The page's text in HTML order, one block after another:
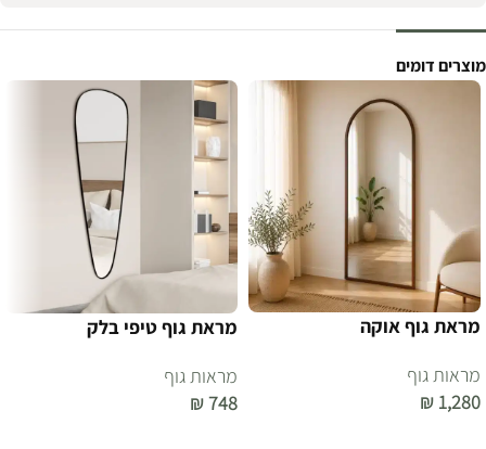
מוצרים דומים
מראת גוף אוקה
מראות גוף
₪ 1,280
מראת גוף טיפי בלק
מראות גוף
₪748